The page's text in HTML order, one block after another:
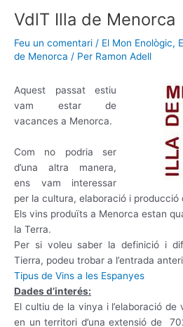
VdlT Illa de Menorca
Feu un comentari / El Mon Enològic,
de Menorca / Per Ramon Adell
Aquest passat estiu
vam estar de
vacances a Menorca.
Com no podria ser
d’una altra manera,
ens vam interessar
per la cultura, elaboració i producció
Els vins produïts a Menorca estan
la Terra.
Per si voleu saber la definició i
Tierra, podeu trobar a l’entrada
Tipus de Vins a les Espanyes
Dades d’interés:
El cultiu de la vinya i l’elaboració de
en un territori d’una extensió de